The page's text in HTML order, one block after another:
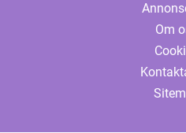
Om